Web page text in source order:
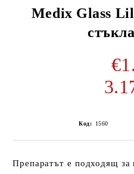
Medix Glass
Код: 1560
Препаратът е подходящ за